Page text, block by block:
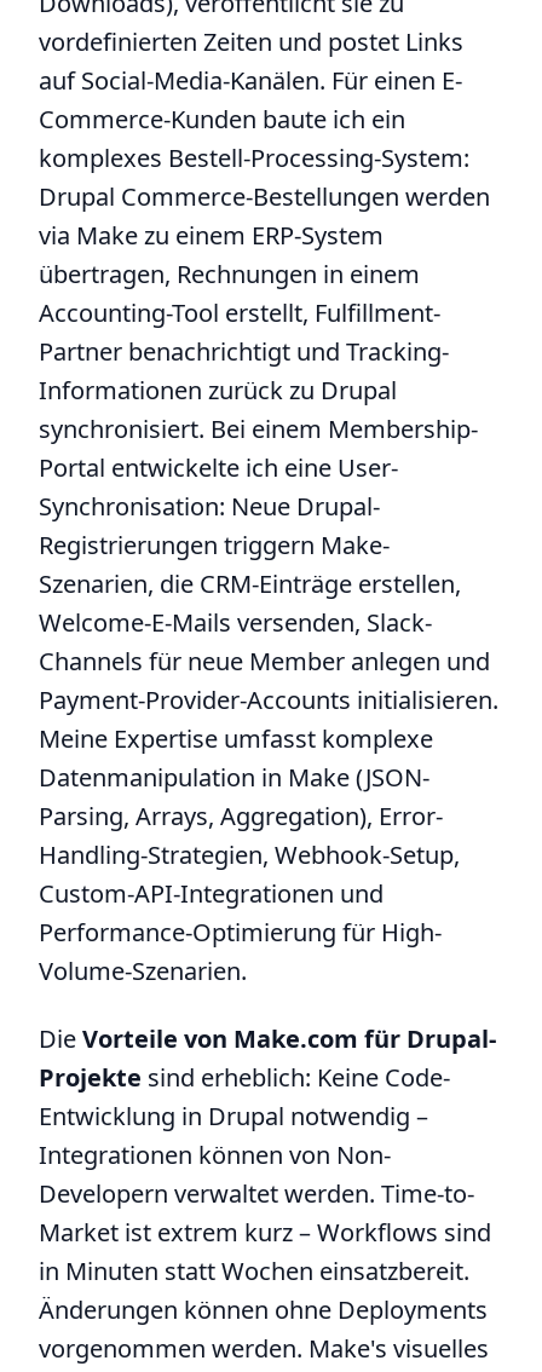
vordefinierten Zeiten und postet Links
auf Social-Media-Kanälen. Für einen E-
Commerce-Kunden baute ich ein
komplexes Bestell-Processing-System:
Drupal Commerce-Bestellungen werden
via Make zu einem ERP-System
übertragen, Rechnungen in einem
Accounting-Tool erstellt, Fulfillment-
Partner benachrichtigt und Tracking-
Informationen zurück zu Drupal
synchronisiert. Bei einem Membership-
Portal entwickelte ich eine User-
Synchronisation: Neue Drupal-
Registrierungen triggern Make-
Szenarien, die CRM-Einträge erstellen,
Welcome-E-Mails versenden, Slack-
Channels für neue Member anlegen und
Payment-Provider-Accounts initialisieren.
Meine Expertise umfasst komplexe
Datenmanipulation in Make (JSON-
Parsing, Arrays, Aggregation), Error-
Handling-Strategien, Webhook-Setup,
Custom-API-Integrationen und
Performance-Optimierung für High-
Volume-Szenarien.
DieVorteile von Make.com für Drupal-
Projekte sind erheblich: Keine Code-
Entwicklung in Drupal notwendig –
Integrationen können von Non-
Developern verwaltet werden. Time-to-
Market ist extrem kurz – Workflows sind
in Minuten statt Wochen einsatzbereit.
Änderungen können ohne Deployments
vorgenommen werden. Make's visuelles